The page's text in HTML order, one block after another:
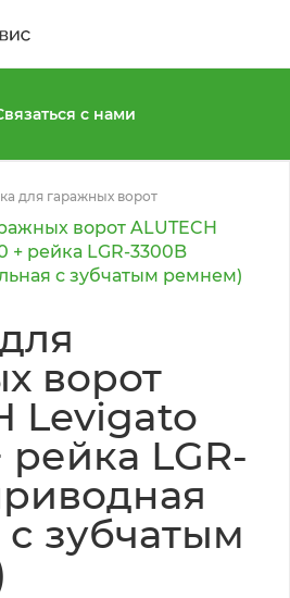
с нами
для гаражных ворот
ворот ALUTECH
+ рейка LGR-3300B
с зубчатым ремнем)
ворот
Levigato
рейка LGR-
зубчатым